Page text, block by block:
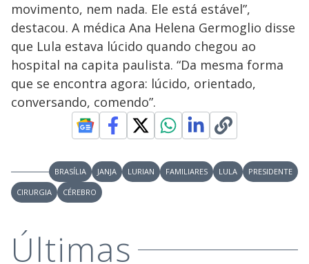
movimento, nem nada. Ele está estável”,
destacou. A médica Ana Helena Germoglio disse
que Lula estava lúcido quando chegou ao
hospital na capita paulista. “Da mesma forma
que se encontra agora: lúcido, orientado,
conversando, comendo”.
BRASÍLIA JANJA LURIAN FAMILIARES LULA
PRESIDENTE
CIRURGIA
CÉREBRO
Últimas